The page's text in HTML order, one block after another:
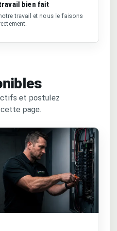
bien fait
travail et nous le faisons
et postulez
page.